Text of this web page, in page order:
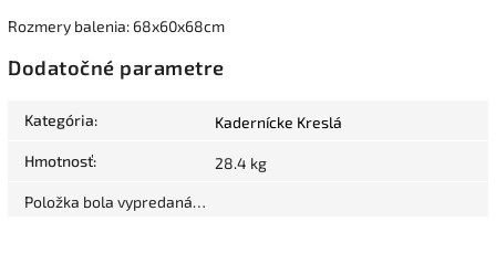
Rozmery balenia: 68x60x68cm
Dodatočné parametre
Kategória: Kadernícke Kreslá
Hmotnosť: 28.4 kg
Položka bola vypredaná…